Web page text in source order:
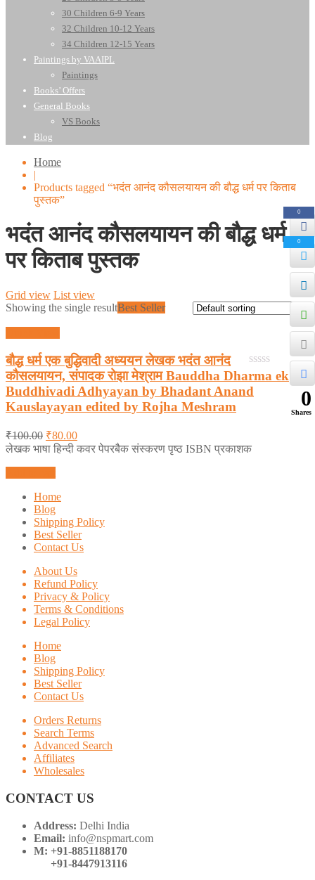
30 Children 6-9 Years
32 Children 10-12 Years
34 Children 12-15 Years
Paintings by VAAIPL
Paintings
Books’ Offers
General Books
VS Books
Blog
Home
|
Products tagged “भदंत आनंद कौसलयायन की बौद्ध धर्म पर किताब
पुस्तक”
भदंत आनंद कौसलयायन की बौद्ध धर्म
पर किताब पुस्तक
Grid view List view
Showing the single resultBest Seller
0
out
of
बौद्ध धर्म एक बुद्धिवादी अध्ययन लेखक भदंत आनंद
कौसलयायन, संपादक रोझा मेश्राम Bauddha Dharma ek
Buddhivadi Adhyayan by Bhadant Anand
Kauslayayan edited by Rojha Meshram
₹100.00 ₹80.00
लेखक भाषा हिन्दी कवर पेपरबैक संस्करण पृष्ठ ISBN प्रकाशक
Home
Blog
Shipping Policy
Best Seller
Contact Us
About Us
Refund Policy
Privacy & Policy
Terms & Conditions
Legal Policy
Home
Blog
Shipping Policy
Best Seller
Contact Us
Orders Returns
Search Terms
Advanced Search
Affiliates
Wholesales
CONTACT US
Address: Delhi India
Email: info@nspmart.com
M: +91-8851188170
+91-8447913116
0
0
0
Shares